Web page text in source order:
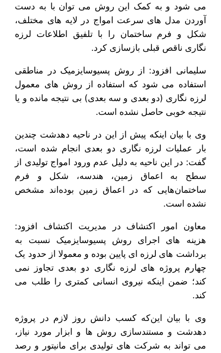
می شود و به کمک این روش می توان با به دست
آوردن مدل های سرعت امواج در لایه های مختلف،
شکل و فرم ساختمان را با تلفیق اطلاعات لرزه
نگاری ناقص قبلی بازسازی کرد.
سلیمانی افزود: از روش پسیوسایزمیک در مناطقی
استفاده می شود که استفاده از روش های معمول
لرزه نگاری (دو بعدی و سه بعدی) بی نتیجه مانده و یا
نتیجه خوبی حاصل نشده است.
وی با بیان اینکه پیش از این در ناحیه دهدشت چندین
بار عملیات لرزه نگاری دو بعدی انجام شده است،
گفت: در این ناحیه به دلیل عدم ورود امواج تولیدی از
سطح به اعماق زمین، هندسه، شکل و فرم
ساختمان‌هایی که در اعماق زمین بوده‌اند مشخص
نشده است.
معاون امور اکتشاف در مدیریت اکتشاف افزود:
هزینه های اجرای روش پسیوسایزمیک نسبت به
برداشت های لرزه ای پایین بوده و معمولا از حدود یک
چهارم پروژه های لرزه نگاری دو بعدی تجاوز نمی
کند؛ ضمن اینکه نیروی انسانی کمتری را طلب می
کند.
وی با بیان این‌که کسب دانش روز لازم در پروژه
دهدشت و مستندسازی روش ها و ابزار مورد نیاز،
می تواند به شرکت های تولیدی برای مانیتور و رصد